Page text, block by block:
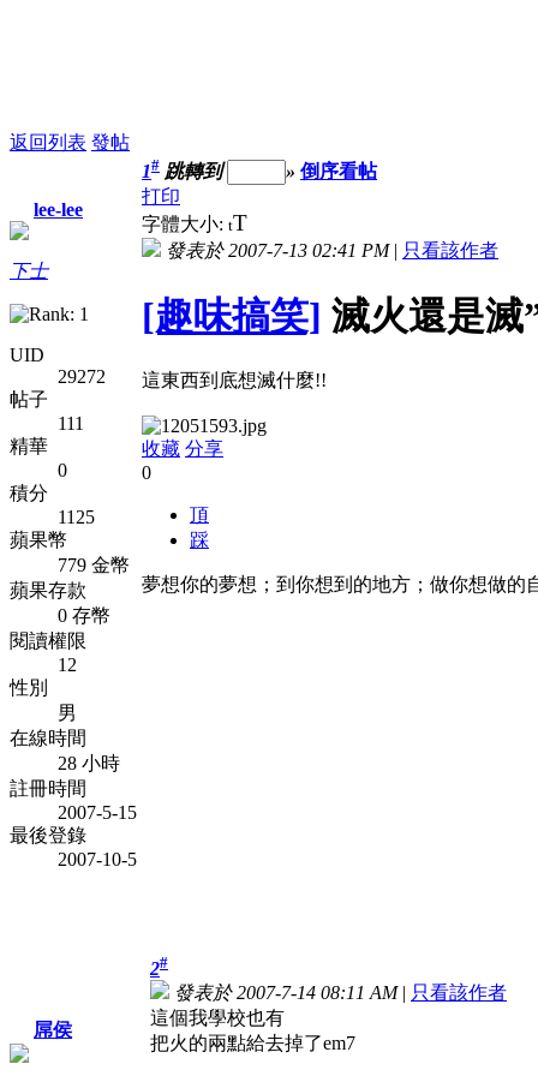
返回列表 發帖
lee-lee
下士
UID
29272
帖子
111
精華
0
積分
1125
蘋果幣
779 金幣
蘋果存款
0 存幣
閱讀權限
12
性別
男
在線時間
28 小時
註冊時間
2007-5-15
最後登錄
2007-10-5
1# 跳轉到 » 倒序看帖
打印
字體大小: tT
發表於 2007-7-13 02:41 PM| 只看該作者
[趣味搞笑] 滅火還是滅
這東西到底想滅什麼!!
收藏 分享
0
頂
踩
夢想你的夢想；到你想到的地方；做你想做的
屌侯
2#
發表於 2007-7-14 08:11 AM| 只看該作者
這個我學校也有
把火的兩點給去掉了em7